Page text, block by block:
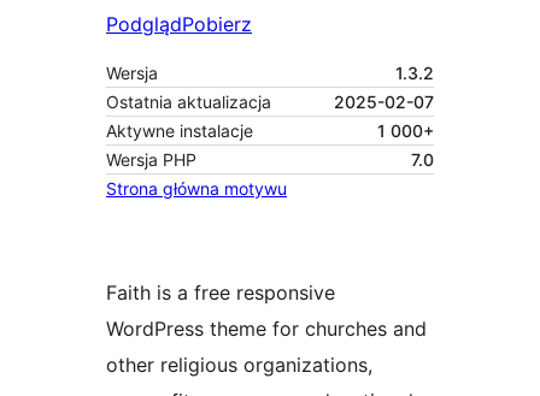
PodglądPobierz
Wersja
1.3.2
Ostatnia aktualizacja
2025-02-07
Aktywne instalacje
1 000+
Wersja PHP
7.0
Strona główna motywu
Faith is a free responsive
WordPress theme for churches and
other religious organizations,